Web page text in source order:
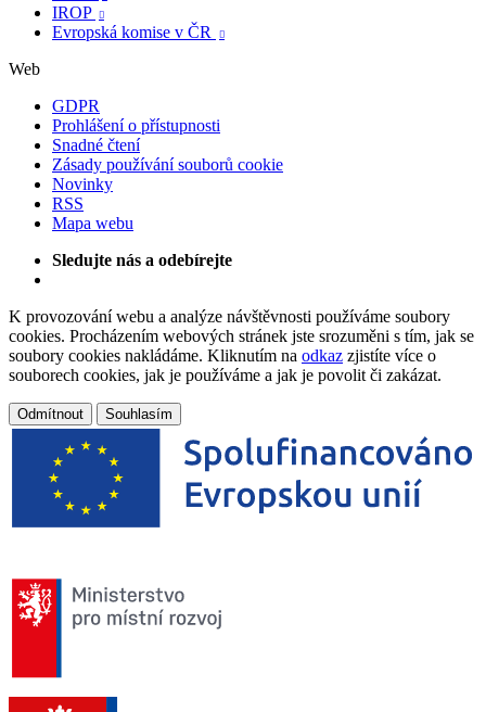
IROP 
Evropská komise v ČR 
Web
GDPR
Prohlášení o přístupnosti
Snadné čtení
Zásady používání souborů cookie
Novinky
RSS
Mapa webu
Sledujte nás a odebírejte
K provozování webu a analýze návštěvnosti používáme soubory
cookies. Procházením webových stránek jste srozuměni s tím, jak se
soubory cookies nakládáme. Kliknutím na odkaz zjistíte více o
souborech cookies, jak je používáme a jak je povolit či zakázat.
Odmítnout Souhlasím